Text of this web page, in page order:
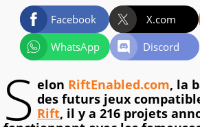
Facebook X.com
WhatsApp
Discord
S elon RiftEnabled.com, la
des futurs jeux
Rift, il y a 216 projets